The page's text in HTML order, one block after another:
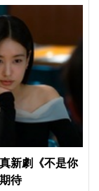
新劇《不是你
待